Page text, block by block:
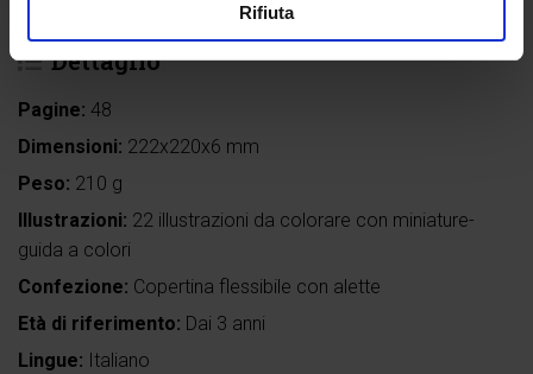
Rifiuta
Dettaglio
Pagine: 48
Dimensioni: 222x220x6 mm
Peso: 210 g
Illustrazioni: 22 illustrazioni da colorare con miniature-
guida a colori
Confezione: Copertina flessibile con alette
Età di riferimento: Dai 3 anni
Lingue: Italiano